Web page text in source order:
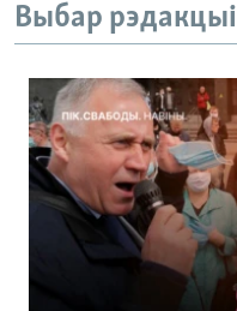
Выбар рэдакцыі